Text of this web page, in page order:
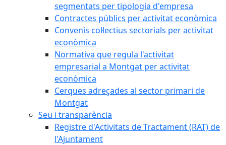
segmentats per tipologia d'empresa
Contractes públics per activitat econòmica
Convenis col·lectius sectorials per activitat
econòmica
Normativa que regula l'activitat
empresarial a Montgat per activitat
econòmica
Cerques adreçades al sector primari de
Montgat
Seu i transparència
Registre d'Activitats de Tractament (RAT) de
l'Ajuntament